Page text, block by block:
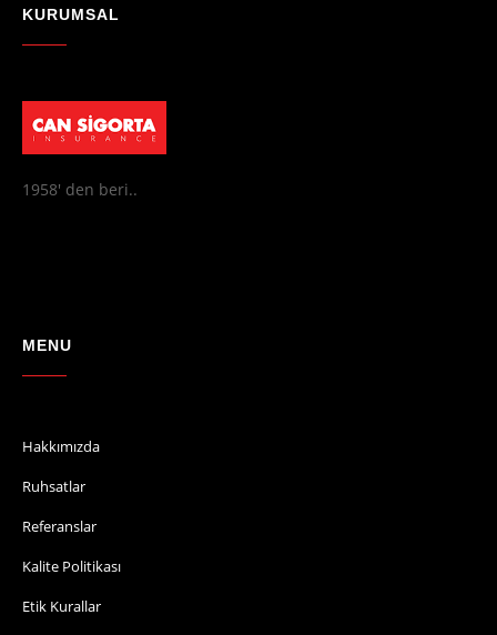
KURUMSAL
1958' den beri..
MENU
Hakkımızda
Ruhsatlar
Referanslar
Kalite Politikası
Etik Kurallar